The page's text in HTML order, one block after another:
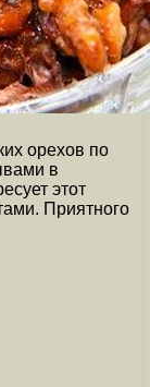
орехов по
в
этот
Приятного